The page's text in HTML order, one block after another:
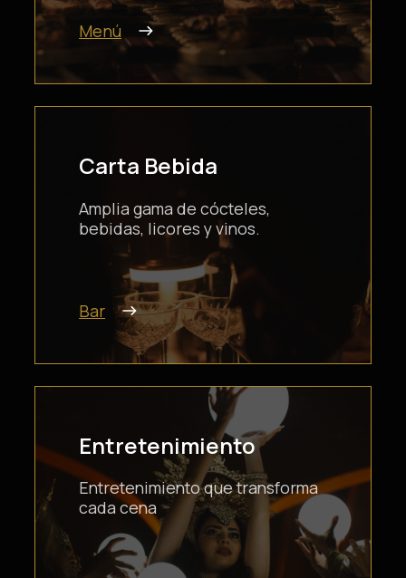
Menú
Carta Bebida
Amplia gama de cócteles,
bebidas, licores y vinos.
Bar
Entretenimiento
Entretenimiento que transforma
cada cena